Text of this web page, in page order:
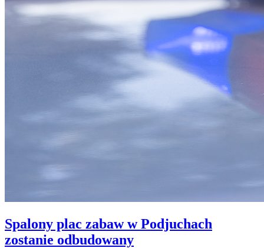
Spalony plac zabaw w Podjuchach
zostanie odbudowany